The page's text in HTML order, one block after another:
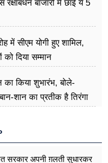
बाजारों में छाई ये 5
में सीएम योगी हुए शामिल,
दिया सम्मान
का किया शुभारंभ, बोले-
शान का प्रतीक है तिरंगा
सरकार अपनी ग़लती सुधारकर